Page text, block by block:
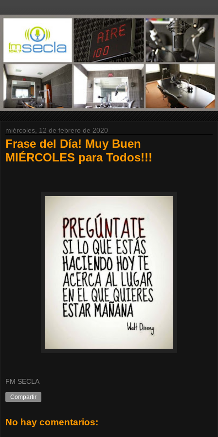
miércoles, 12 de febrero de 2020
Frase del Día! Muy Buen
MIÉRCOLES para Todos!!!
FM SECLA
Compartir
No hay comentarios: